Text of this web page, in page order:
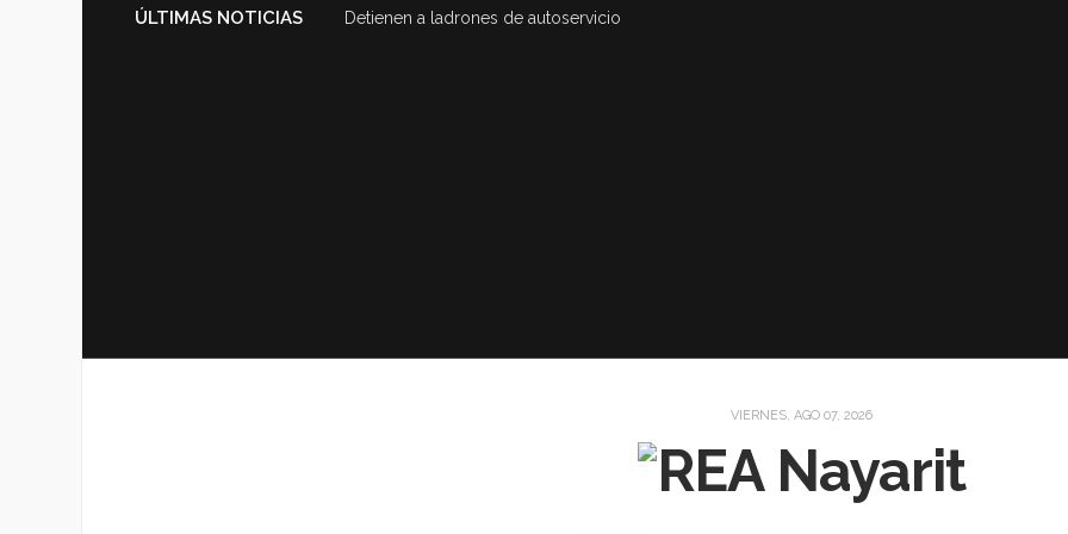
ÚLTIMAS NOTICIAS Detienen a ladrones de autoservicio
VIERNES, AGO 07, 2026